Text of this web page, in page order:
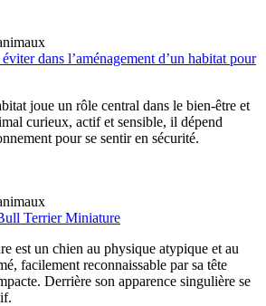
dans l’aménagement d’un habitat pour
joue un rôle central dans le bien-être et
curieux, actif et sensible, il dépend
pour se sentir en sécurité.
Terrier Miniature
est un chien au physique atypique et au
facilement reconnaissable par sa tête
Derrière son apparence singulière se